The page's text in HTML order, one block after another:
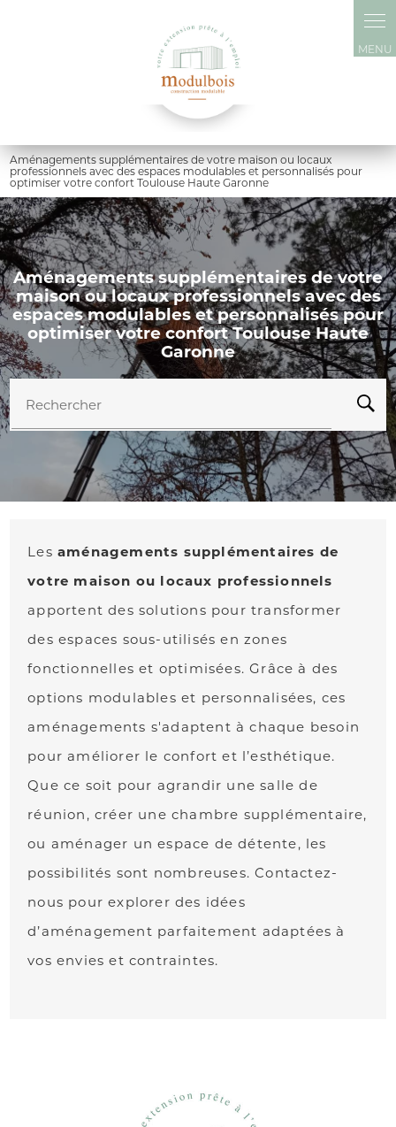
Aménagements supplémentaires de votre maison ou locaux
professionnels avec des espaces modulables et personnalisés pour
optimiser votre confort Toulouse Haute Garonne
Aménagements supplémentaires de votre
maison ou locaux professionnels avec des
espaces modulables et personnalisés pour
optimiser votre confort Toulouse Haute
Garonne
Rechercher
Lesaménagements supplémentaires de
votre maison ou locaux professionnels
apportent des solutions pour transformer
des espaces sous-utilisés en zones
fonctionnelles et optimisées. Grâce à des
options modulables et personnalisées, ces
aménagements s'adaptent à chaque besoin
pour améliorer le confort et l’esthétique.
Que ce soit pour agrandir une salle de
réunion, créer une chambre supplémentaire,
ou aménager un espace de détente, les
possibilités sont nombreuses. Contactez-
nous pour explorer des idées
d’aménagement parfaitement adaptées à
vos envies et contraintes.